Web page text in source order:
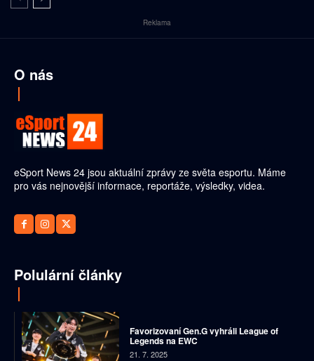
Reklama
O nás
eSport News 24 jsou aktuální zprávy ze světa esportu. Máme
pro vás nejnovější informace, reportáže, výsledky, videa.
Polulární články
Favorizovaní Gen.G vyhráli League of
Legends na EWC
21. 7. 2025